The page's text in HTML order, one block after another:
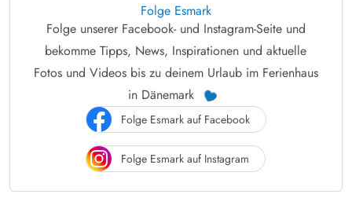
Folge Esmark
Folge unserer Facebook- und Instagram-Seite und
bekomme Tipps, News, Inspirationen und aktuelle
Fotos und Videos bis zu deinem Urlaub im Ferienhaus
in Dänemark
Folge Esmark auf Facebook
Folge Esmark auf Instagram